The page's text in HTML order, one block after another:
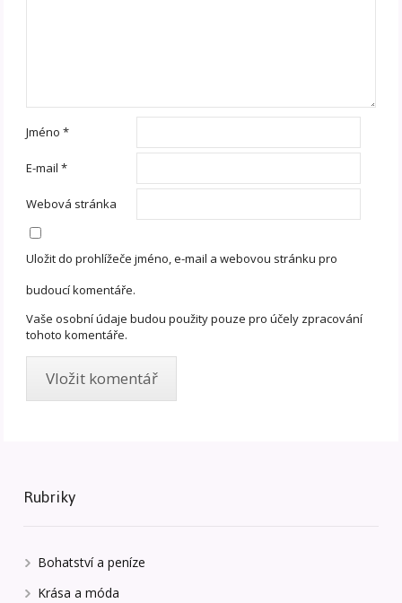
Jméno*
E-mail*
Webová stránka
Uložit do prohlížeče jméno, e-mail a webovou stránku pro
budoucí komentáře.
Vaše osobní údaje budou použity pouze pro účely zpracování
tohoto komentáře.
Rubriky
Bohatství a peníze
Krása a móda